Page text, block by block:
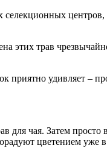
этих трав
приятно удивляет –
для чая. Затем просто
цветением уже